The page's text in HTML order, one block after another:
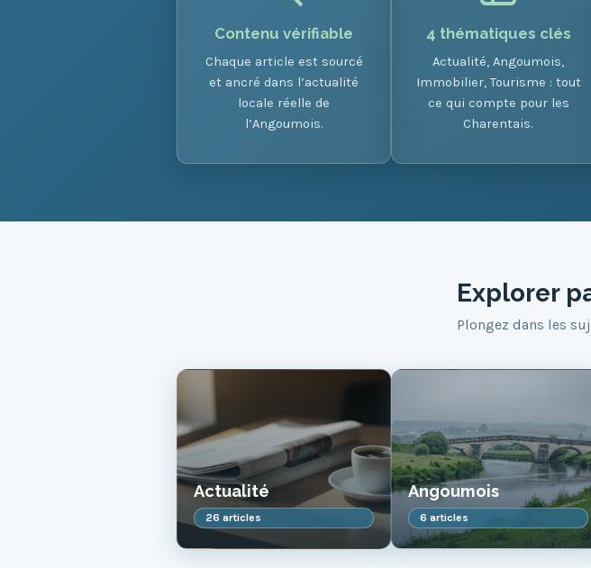
Contenu vérifiable
Chaque article est sourcé
et ancré dans l’actualité
locale réelle de
l’Angoumois.
4 thématiques clés
Actualité, Angoumois,
Immobilier, Tourisme : tout
ce qui compte pour les
Charentais.
Explorer
Plongez dans les
Actualité
26 articles
Angoumois
6 articles